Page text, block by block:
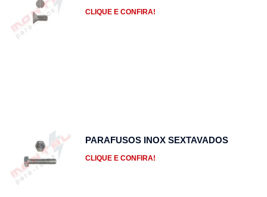
CLIQUE E CONFIRA!
PARAFUSOS INOX SEXTAVADOS
CLIQUE E CONFIRA!